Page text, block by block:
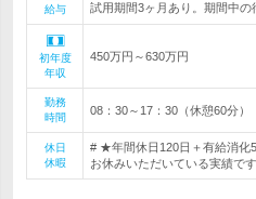
給与
試用期間3ヶ月あり。期間中
初年度
年収
450万円～630万円
勤務
時間
08：30～17：30（休憩60分）
休日
休暇
# ★年間休日120日＋有給消化
お休みいただいている実績で